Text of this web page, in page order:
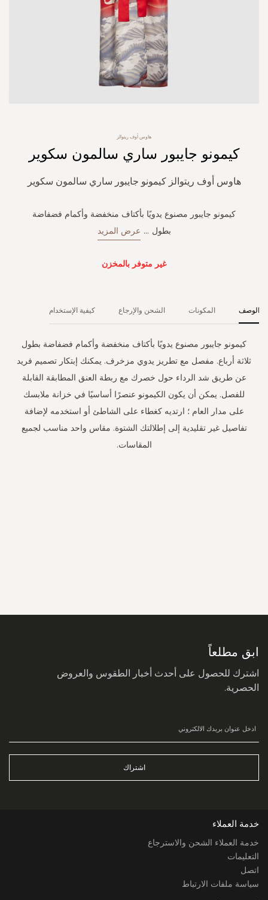
beginning
هاوس أوف ريتوالز
كيمونو جايبور ساري سالمون سكوير
هاوس أوف ريتوالز كيمونو جايبور ساري سالمون سكوير
كيمونو جايبور مصنوع يدويًا بأكتاف منخفضة وأكمام فضفاضة
بطول ... عرض المزيد
غير متوفر بالمخزن
الوصف
كيمونو جايبور مصنوع يدويًا بأكتاف منخفضة وأكمام فضفاضة بطول
ثلاثة أرباع. مفصل مع تطريز يدوي مزخرف. يمكنك إبتكار تصميم فريد
عن طريق شد الرداء حول خصرك مع ربطة العنق المطابقة القابلة
للفصل. يمكن أن يكون الكيمونو عنصرًا أساسيًا في خزانة ملابسك
على مدار العام ؛ ارتديه كغطاء على الشاطئ أو استخدمه لإضافة
تفاصيل غير تقليدية إلى إطلالتك الشتوة. مقاس واحد مناسب لجميع
المقاسات.
المكونات الشحن والإرجاع كيفية الإستخدام
ابق مطلعاً
اشترك للحصول على أحدث أخبار الطقوس والعروض
الحصرية.
اشتراك
خدمة العملاء
خدمة العملاء الشحن والاسترجاع
التعليمات
اتصل
سياسة ملفات الارتباط